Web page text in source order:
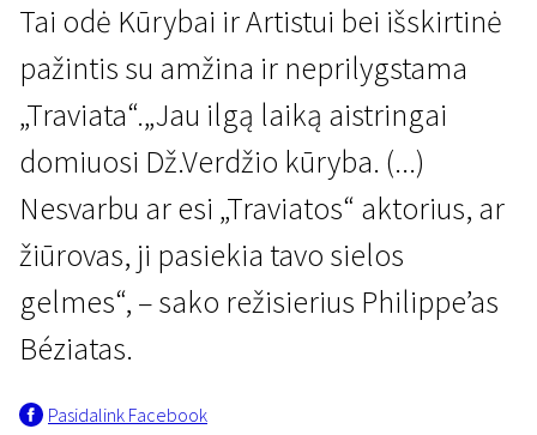
Neišgalvotas gyvenimas
Repetuojant „Traviatą“
1 val. 53 min. | Drama | N/A
Tai odė Kūrybai ir Artistui bei išskirtinė
pažintis su amžina ir neprilygstama
„Traviata“.„Jau ilgą laiką aistringai
domiuosi Dž.Verdžio kūryba. (...)
Nesvarbu ar esi „Traviatos“ aktorius, ar
žiūrovas, ji pasiekia tavo sielos
gelmes“, – sako režisierius Philippe’as
Béziatas.
Pasidalink Facebook